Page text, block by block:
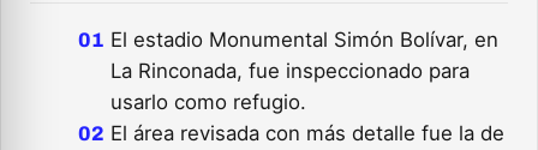
El estadio Monumental Simón Bolívar, en
La Rinconada, fue inspeccionado para
usarlo como refugio.
El área revisada con más detalle fue la de